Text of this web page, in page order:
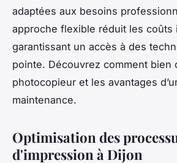
adaptées aux besoins
approche flexible réduit les coûts
garantissant un accès à des
pointe. Découvrez comment bien
photocopieur et les avantages
maintenance.
Optimisation des
d'impression à Dijon